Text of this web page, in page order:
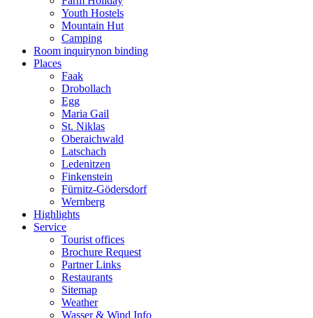
Youth Hostels
Mountain Hut
Camping
Room inquirynon binding
Places
Faak
Drobollach
Egg
Maria Gail
St. Niklas
Oberaichwald
Latschach
Ledenitzen
Finkenstein
Fürnitz-Gödersdorf
Wernberg
Highlights
Service
Tourist offices
Brochure Request
Partner Links
Restaurants
Sitemap
Weather
Wasser & Wind Info